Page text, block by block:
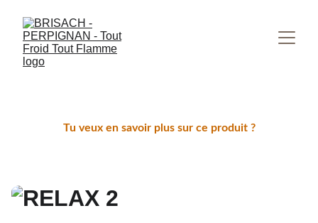
Tu veux en savoir plus sur ce produit ?